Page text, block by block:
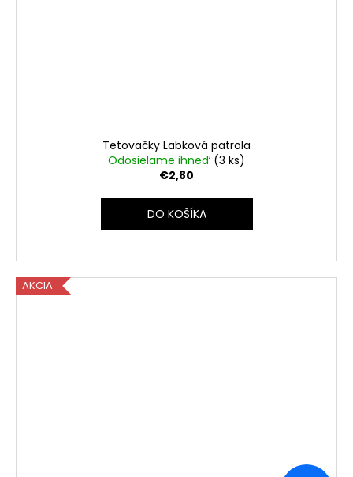
Tetovačky Labková patrola
Odosielame ihneď (3 ks)
€2,80
DO KOŠÍKA
AKCIA